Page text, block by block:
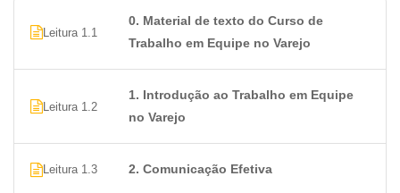
Treinamento e Desenvolvimento
Feedback Construtivo
Reconhecimento e Incentivos
Flexibilidade e Adaptação
Gerenciamento do Tempo
Leitura 1.1
0. Material de texto do Curso de
Trabalho em Equipe no Varejo
Leitura 1.2
1. Introdução ao Trabalho em Equipe
no Varejo
Leitura 1.3 2. Comunicação Efetiva